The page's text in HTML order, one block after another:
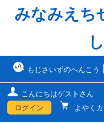
みなみえち
もじさいずのへんこう
こんにちはゲストさん
ログイン
よやくカ